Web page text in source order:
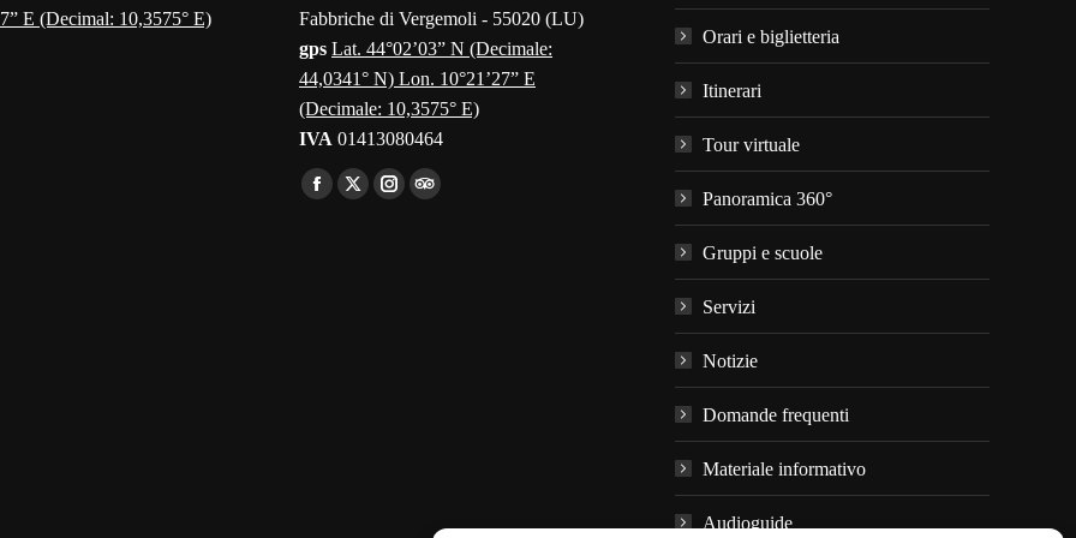
E (Decimal: 10,3575° E)
Fabbriche di Vergemoli - 55020 (LU)
gps Lat. 44°02’03” N (Decimale:
44,0341° N) Lon. 10°21’27” E
(Decimale: 10,3575° E)
IVA 01413080464
Find us on:
Facebook
X
InstagramTripAdvisor
Orari e biglietteria
Itinerari
Tour virtuale
Panoramica 360°
Gruppi e scuole
Servizi
Notizie
Domande frequenti
Materiale informativo
Audioguide